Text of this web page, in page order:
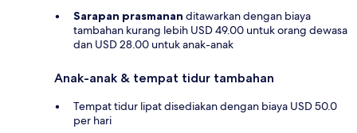
Sarapan prasmanan ditawarkan dengan biaya
tambahan kurang lebih USD 49.00 untuk orang dewasa
dan USD 28.00 untuk anak-anak
Anak-anak & tempat tidur tambahan
Tempat tidur lipat disediakan dengan biaya USD 50.0
per hari